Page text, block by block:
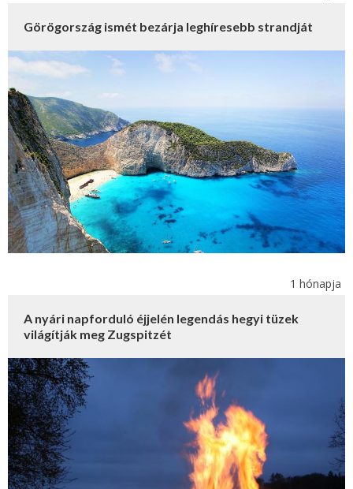
Görögország ismét bezárja leghíresebb strandját
1 hónapja
A nyári napforduló éjjelén legendás hegyi tüzek
világítják meg Zugspitzét